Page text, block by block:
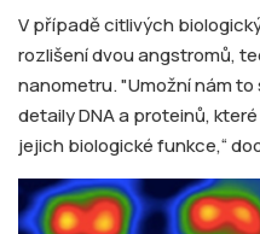
V případě citlivých
rozlišení dvou angstromů,
nanometru. "Umožní nám
detaily DNA a proteinů,
jejich biologické funkce,“